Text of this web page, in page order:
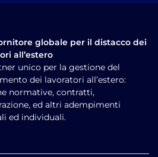
globale per il distacco dei
all’estero
unico per la gestione del
dei lavoratori all’estero:
normative, contratti,
ed altri adempimenti
ed individuali.